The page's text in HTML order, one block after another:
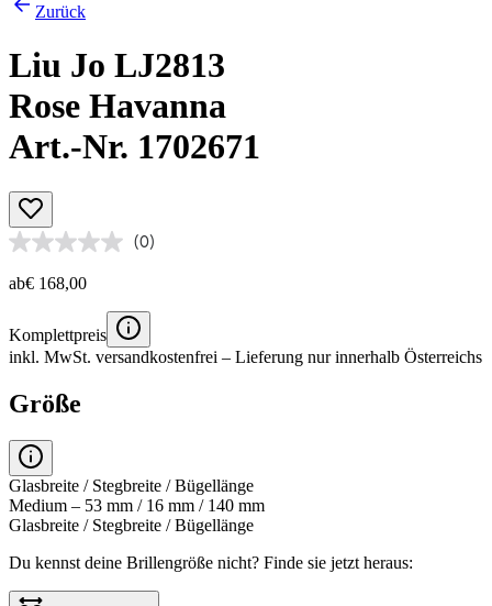
Zurück
Liu Jo LJ2813
Rose Havanna
Art.-Nr. 1702671
(0)
ab€ 168,00
Komplettpreis
inkl. MwSt. versandkostenfrei – Lieferung nur innerhalb Österreichs
Größe
Glasbreite / Stegbreite / Bügellänge
Medium – 53 mm / 16 mm / 140 mm
Glasbreite / Stegbreite / Bügellänge
Du kennst deine Brillengröße nicht? Finde sie jetzt heraus: